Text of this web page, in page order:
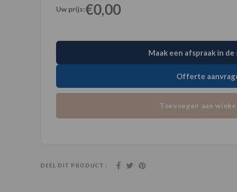
Uw prijs:€0,00
Maak een afspraak in de
Offerte
Toevoegen aan
DEEL DIT PRODUCT :